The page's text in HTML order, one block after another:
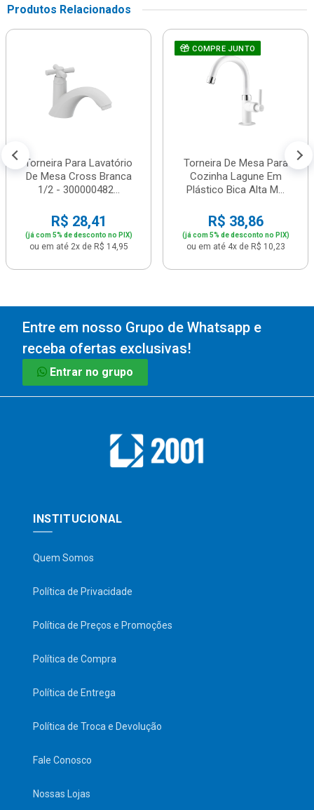
Produtos Relacionados
Torneira Para Lavatório
De Mesa Cross Branca
1/2 - 300000482...
R$ 28,41
(já com 5% de desconto no PIX)
ou em até 2x de R$ 14,95
COMPRE JUNTO
Torneira De Mesa Para
Cozinha Lagune Em
Plástico Bica Alta M...
R$ 38,86
(já com 5% de desconto no PIX)
ou em até 4x de R$ 10,23
Entre em nosso Grupo de Whatsapp e
receba ofertas exclusivas!
Entrar no grupo
INSTITUCIONAL
Quem Somos
Política de Privacidade
Política de Preços e Promoções
Política de Compra
Política de Entrega
Política de Troca e Devolução
Fale Conosco
Nossas Lojas